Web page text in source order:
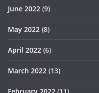
June 2022 (9)
May 2022 (8)
April 2022 (6)
March 2022 (13)